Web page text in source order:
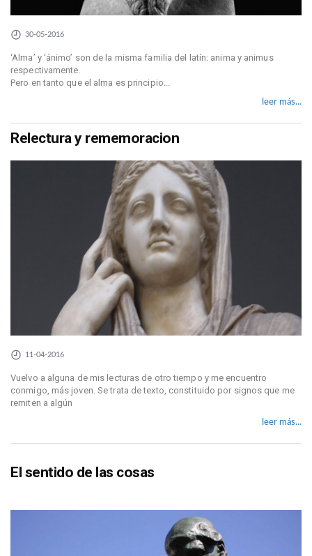
30-05-2016
‘Alma’ y ‘ánimo’ son de la misma familia del latín: anima y animus
respectivamente.
Pero en tanto que el alma es principio...
leer más...
Relectura y rememoracion
11-04-2016
Vuelvo a alguna de mis lecturas de otro tiempo y me encuentro
conmigo, más joven. Se trata de texto, constituido por signos que me
remiten a algún
leer más...
El sentido de las cosas